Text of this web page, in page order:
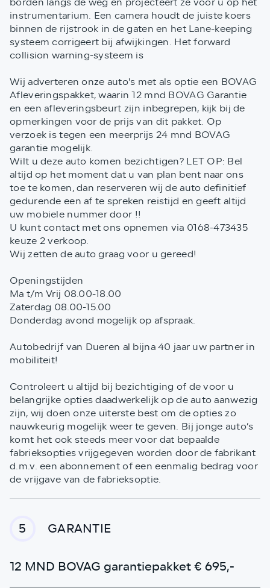
instrumentarium. Een camera houdt de juiste koers
binnen de rijstrook in de gaten en het Lane-keeping
systeem corrigeert bij afwijkingen. Het forward
collision warning-systeem is
Wij adverteren onze auto's met als optie een BOVAG
Afleveringspakket, waarin 12 mnd BOVAG Garantie
en een afleveringsbeurt zijn inbegrepen, kijk bij de
opmerkingen voor de prijs van dit pakket. Op
verzoek is tegen een meerprijs 24 mnd BOVAG
garantie mogelijk.
Wilt u deze auto komen bezichtigen? LET OP: Bel
altijd op het moment dat u van plan bent naar ons
toe te komen, dan reserveren wij de auto definitief
gedurende een af te spreken reistijd en geeft altijd
uw mobiele nummer door !!
U kunt contact met ons opnemen via 0168-473435
keuze 2 verkoop.
Wij zetten de auto graag voor u gereed!
Openingstijden
Ma t/m Vrij 08.00-18.00
Zaterdag 08.00-15.00
Donderdag avond mogelijk op afspraak.
Autobedrijf van Dueren al bijna 40 jaar uw partner in
mobiliteit!
Controleert u altijd bij bezichtiging of de voor u
belangrijke opties daadwerkelijk op de auto aanwezig
zijn, wij doen onze uiterste best om de opties zo
nauwkeurig mogelijk weer te geven. Bij jonge auto’s
komt het ook steeds meer voor dat bepaalde
fabrieksopties vrijgegeven worden door de fabrikant
d.m.v. een abonnement of een eenmalig bedrag voor
de vrijgave van de fabrieksoptie.
5 GARANTIE
12 MND BOVAG garantiepakket € 695,-